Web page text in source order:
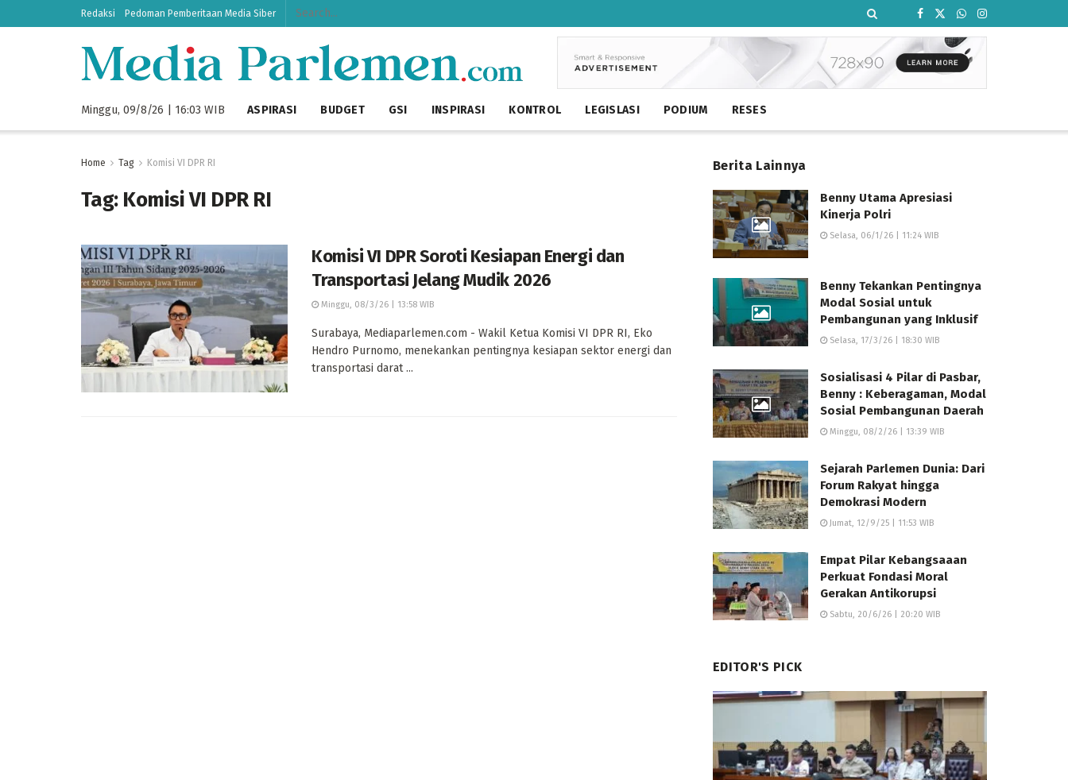
Redaksi Pedoman Pemberitaan Media Siber
Minggu, 09/8/26 | 16:03 WIB ASPIRASI BUDGET GSI INSPIRASI KONTROL LEGISLASI PODIUM RESES
Home Tag Komisi VI DPR RI
Tag: Komisi VI DPR RI
Komisi VI DPR Soroti Kesiapan Energi dan
Transportasi Jelang Mudik 2026
Minggu, 08/3/26 | 13:58 WIB
Surabaya, Mediaparlemen.com - Wakil Ketua Komisi VI DPR RI, Eko
Hendro Purnomo, menekankan pentingnya kesiapan sektor energi dan
transportasi darat ...
Berita Lainnya
Benny Utama Apresiasi
Kinerja Polri
Selasa, 06/1/26 | 11:24 WIB
Benny Tekankan Pentingnya
Modal Sosial untuk
Pembangunan yang Inklusif
Selasa, 17/3/26 | 18:30 WIB
Sosialisasi 4 Pilar di Pasbar,
Benny : Keberagaman, Modal
Sosial Pembangunan Daerah
Minggu, 08/2/26 | 13:39 WIB
Sejarah Parlemen Dunia: Dari
Forum Rakyat hingga
Demokrasi Modern
Jumat, 12/9/25 | 11:53 WIB
Empat Pilar Kebangsaaan
Perkuat Fondasi Moral
Gerakan Antikorupsi
Sabtu, 20/6/26 | 20:20 WIB
EDITOR'S PICK